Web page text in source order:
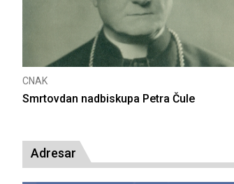
CNAK
Deseta obljetnica poništenja
Adresar